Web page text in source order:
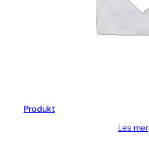
Produkt
Les mer